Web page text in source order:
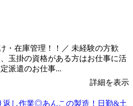
・在庫管理！！／ 未経験の方歓
玉掛の資格がある方はお仕事に活
派遣のお仕事...
詳細を表示